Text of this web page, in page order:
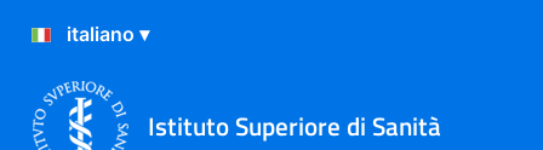
Istituto Superiore di Sanità